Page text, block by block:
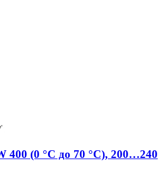
400 (0 °C до 70 °C), 200…240